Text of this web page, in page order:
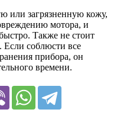
или загрязненную кожу,
мотора, и
Также не стоит
Если соблюсти все
прибора, он
времени.